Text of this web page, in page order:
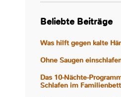
Beliebte Beiträge
Was hilft gegen kalte
Ohne Saugen
Das 10-Nächte-
Schlafen im Familienbett